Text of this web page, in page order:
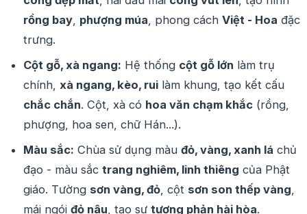
rồng bay, phượng múa, phong cách Việt - Hoa đặc
trưng.
Cột gỗ, xà ngang: Hệ thống cột gỗ lớn làm trụ
chính, xà ngang, kèo, rui làm khung, tạo kết cấu
chắc chắn. Cột, xà có hoa văn chạm khắc (rồng,
phượng, hoa sen, chữ Hán...).
Màu sắc: Chùa sử dụng màu đỏ, vàng, xanh lá chủ
đạo - màu sắc trang nghiêm, linh thiêng của Phật
giáo. Tường sơn vàng, đỏ, cột sơn son thếp vàng,
mái ngói đỏ nâu, tạo sự tương phản hài hòa.